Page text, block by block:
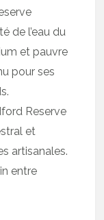
de l’eau du
et pauvre
pour ses
Reserve
et
artisanales.
entre